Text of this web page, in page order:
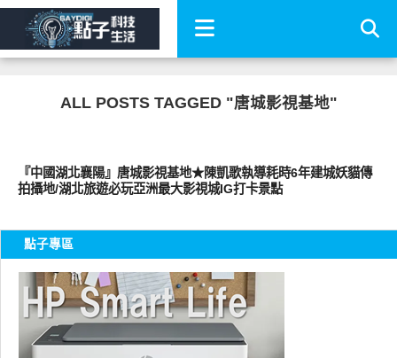
ALL POSTS TAGGED "唐城影視基地"
『中國湖北襄陽』唐城影視基地★陳凱歌執導耗時6年建城妖貓傳
拍攝地/湖北旅遊必玩亞洲最大影視城IG打卡景點
點子專區